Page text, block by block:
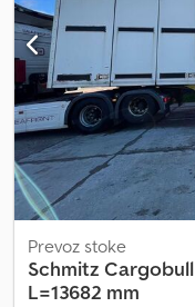
Prevoz stoke
Schmitz Cargobull
L=13682 mm